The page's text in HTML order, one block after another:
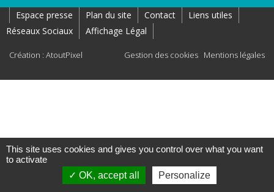
Espace presse Plan du site Contact
Liens utiles
Réseaux Sociaux
Affichage Légal
Création : AtoutPixel Gestion des cookies Mentions légales
This site uses cookies and gives you control over what you want
to activate
OK, accept all
Personalize